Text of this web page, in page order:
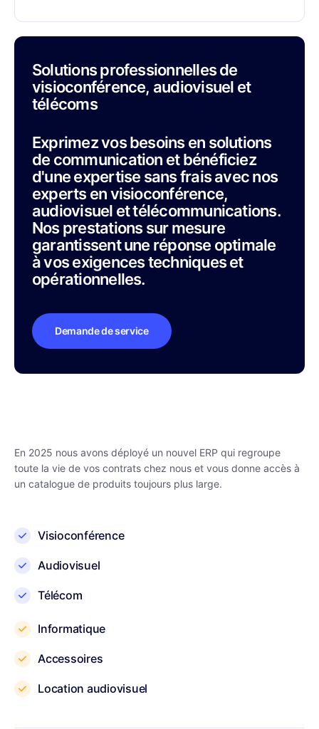
Solutions professionnelles de
visioconférence, audiovisuel et
télécoms
Exprimez vos besoins en solutions
de communication et bénéficiez
d'une expertise sans frais avec nos
experts en visioconférence,
audiovisuel et télécommunications.
Nos prestations sur mesure
garantissent une réponse optimale
à vos exigences techniques et
opérationnelles.
Demande de service
En 2025 nous avons déployé un nouvel ERP qui regroupe
toute la vie de vos contrats chez nous et vous donne accès à
un catalogue de produits toujours plus large.
Visioconférence
Audiovisuel
Télécom
Informatique
Accessoires
Location audiovisuel